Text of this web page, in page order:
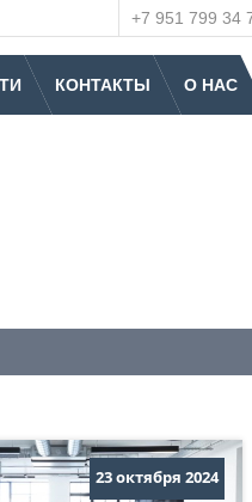
+7 951 799 34
КОНТАКТЫ О НАС
23 октября 2024